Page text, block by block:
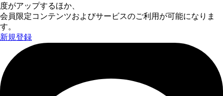
度がアップするほか、
会員限定コンテンツおよびサービスのご利用が可能になりま
す。
新規登録